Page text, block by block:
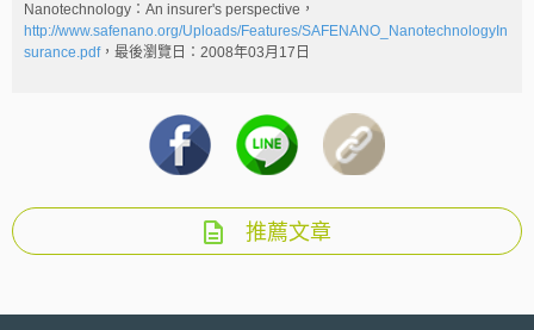
Nanotechnology：An insurer's perspective，
http://www.safenano.org/Uploads/Features/SAFENANO_NanotechnologyIn
surance.pdf，最後瀏覽日：2008年03月17日
推薦文章